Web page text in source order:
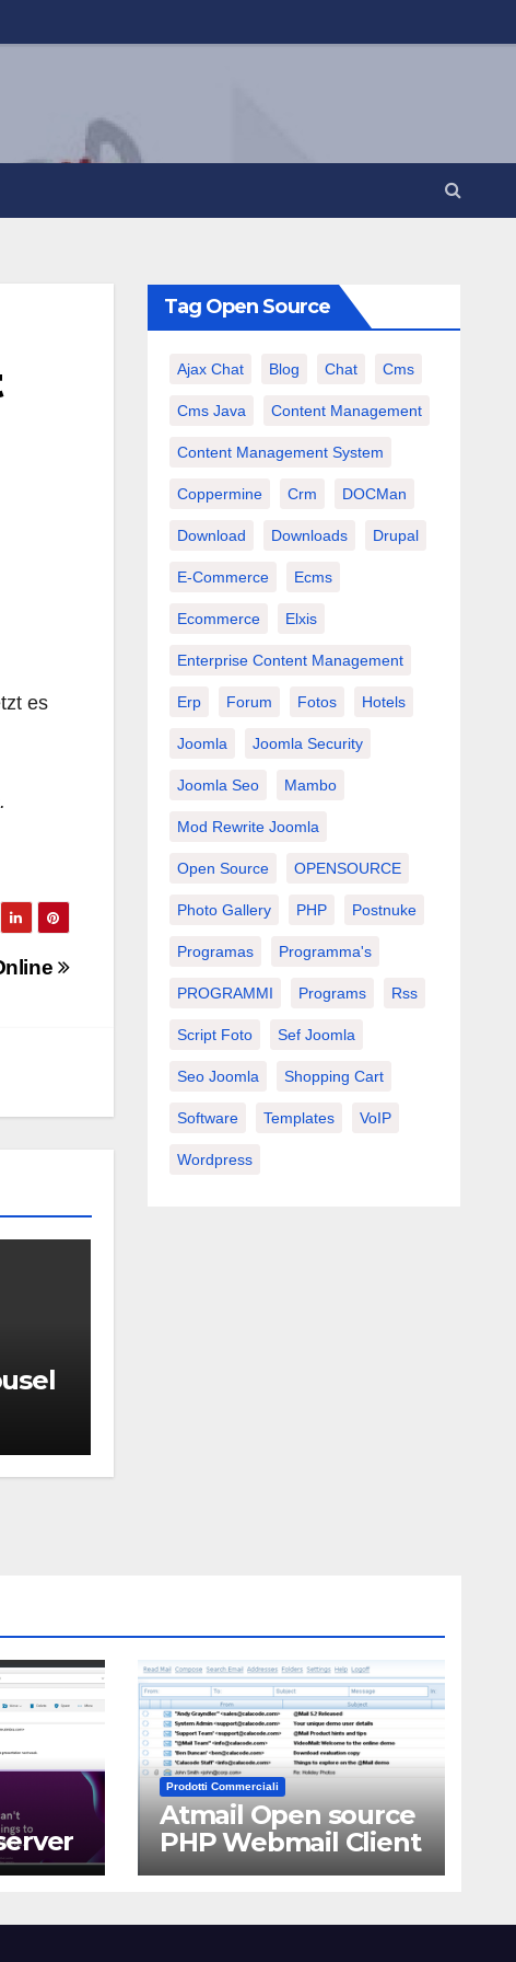
es
Tag Open Source
Ajax Chat Blog Chat Cms
Cms Java Content Management
Content Management System
Coppermine Crm DOCMan
Download Downloads Drupal
E-Commerce Ecms
Ecommerce Elxis
Enterprise Content Management
Erp Forum Fotos Hotels
Joomla Joomla Security
Joomla Seo Mambo
Mod Rewrite Joomla
Open Source OPENSOURCE
Photo Gallery PHP Postnuke
Programas Programma's
PROGRAMMI Programs Rss
Script Foto Sef Joomla
Seo Joomla Shopping Cart
Software Templates VoIP
Wordpress
Prodotti Commerciali
Atmail Open source
PHP Webmail Client